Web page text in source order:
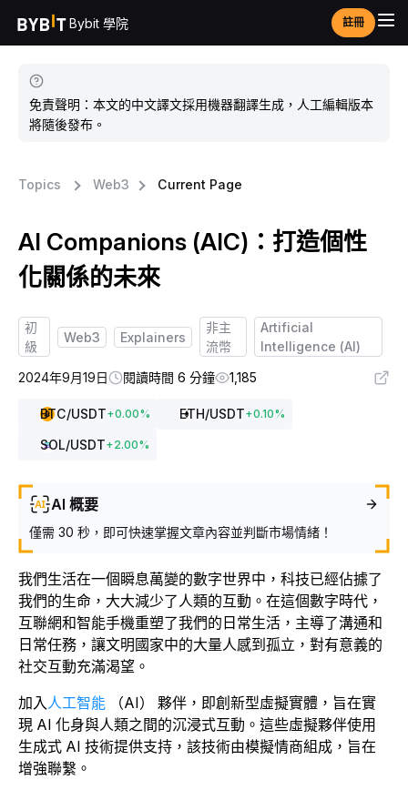
Bybit 學院 註冊
免責聲明：本文的中文譯文採用機器翻譯生成，人工編輯版本
將隨後發布。
Topics Web3 Current Page
AI Companions (AIC)：打造個性
化關係的未來
初
級
Web3 Explainers
非主
流幣
Artificial
Intelligence (AI)
2024年9月19日
閱讀時間 6 分鐘 1,185
BTC/USDT+0.00% ETH/USDT+0.10%
SOL/USDT+2.00%
AI 概要
僅需 30 秒，即可快速掌握文章內容並判斷市場情緒！
我們生活在一個瞬息萬變的數字世界中，科技已經佔據了
我們的生命，大大減少了人類的互動。在這個數字時代，
互聯網和智能手機重塑了我們的日常生活，主導了溝通和
日常任務，讓文明國家中的大量人感到孤立，對有意義的
社交互動充滿渴望。
加入人工智能
（AI） 夥伴，即創新型虛擬實體，旨在實
現 AI 化身與人類之間的沉浸式互動。這些虛擬夥伴使用
生成式 AI 技術提供支持，該技術由模擬情商組成，旨在
增強聯繫。